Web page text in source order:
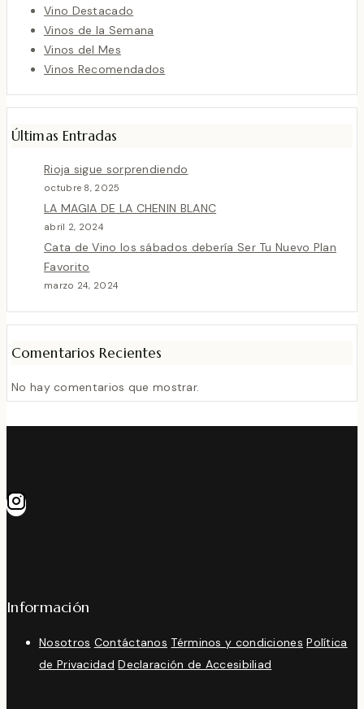
Vino Destacado
Vinos de la Semana
Vinos del Mes
Vinos Recomendados
Últimas Entradas
Rioja sigue sorprendiendo
octubre 8, 2025
LA MAGIA DE LA CHENIN BLANC
abril 2, 2024
Cata de Vino los sábados debería Ser Tu Nuevo Plan
Favorito
marzo 24, 2024
Comentarios Recientes
No hay comentarios que mostrar.
Información
Nosotros Contáctanos Términos y condiciones Política
de Privacidad Declaración de Accesibiliad